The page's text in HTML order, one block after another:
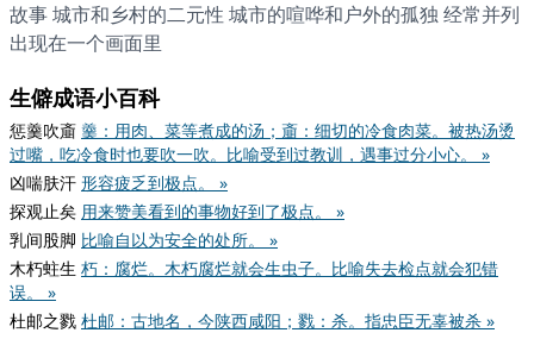
故事 城市和乡村的二元性 城市的喧哗和户外的孤独 经常并列
出现在一个画面里
生僻成语小百科
惩羹吹齑 羹：用肉、菜等煮成的汤；齑：细切的冷食肉菜。被热汤烫
过嘴，吃冷食时也要吹一吹。比喻受到过教训，遇事过分小心。 »
凶喘肤汗 形容疲乏到极点。 »
探观止矣 用来赞美看到的事物好到了极点。 »
乳间股脚 比喻自以为安全的处所。 »
木朽蛀生 朽：腐烂。木朽腐烂就会生虫子。比喻失去检点就会犯错
误。 »
杜邮之戮 杜邮：古地名，今陕西咸阳；戮：杀。指忠臣无辜被杀 »